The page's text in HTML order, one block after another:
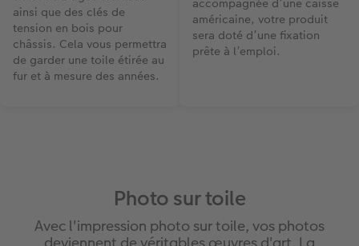
ainsi que des clés de
tension en bois pour
châssis. Cela vous permettra
de garder une toile étirée au
fur et à mesure des années.
américaine, votre produit
sera doté d’une fixation
prête à l’emploi.
Photo sur toile
Avec l'impression photo sur toile, vos photos